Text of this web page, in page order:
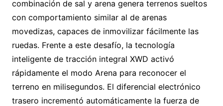
combinación de sal y arena genera terrenos sueltos
con comportamiento similar al de arenas
movedizas, capaces de inmovilizar fácilmente las
ruedas. Frente a este desafío, la tecnología
inteligente de tracción integral XWD activó
rápidamente el modo Arena para reconocer el
terreno en milisegundos. El diferencial electrónico
trasero incrementó automáticamente la fuerza de